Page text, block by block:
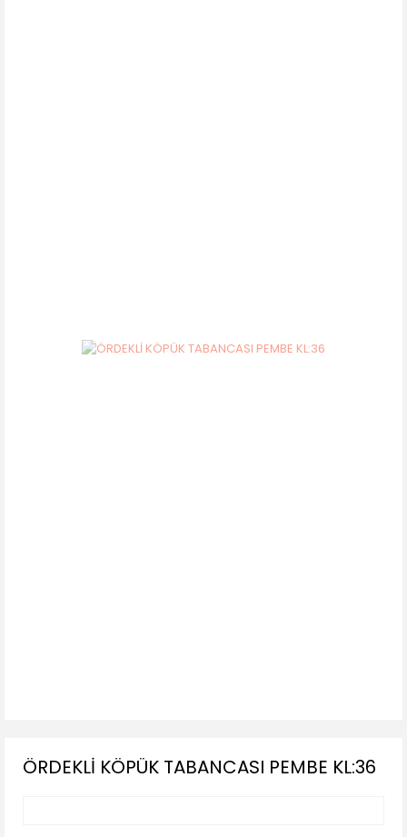
ÖRDEKLİ KÖPÜK TABANCASI PEMBE KL:36